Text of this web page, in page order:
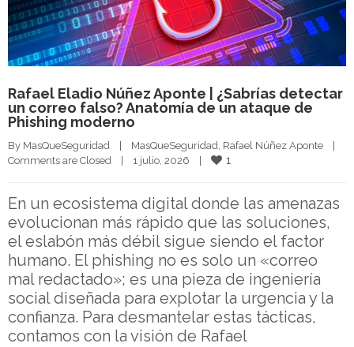
Rafael Eladio Núñez Aponte | ¿Sabrías detectar
un correo falso? Anatomía de un ataque de
Phishing moderno
By MasQueSeguridad MasQueSeguridad, Rafael Núñez Aponte
Comments are Closed
1 julio, 2026 1
En un ecosistema digital donde las amenazas
evolucionan más rápido que las soluciones,
el eslabón más débil sigue siendo el factor
humano. El phishing no es solo un «correo
mal redactado»; es una pieza de ingeniería
social diseñada para explotar la urgencia y la
confianza. Para desmantelar estas tácticas,
contamos con la visión de Rafael